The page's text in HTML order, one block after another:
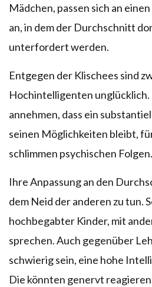
Mädchen, passen sich an
an, in dem der Durchschnitt
unterfordert werden.
Entgegen der Klischees sind
Hochintelligenten unglücklich.
annehmen, dass ein
seinen Möglichkeiten bleibt,
schlimmen psychischen Folgen.
Ihre Anpassung an den
dem Neid der anderen zu tun.
hochbegabter Kinder, mit
sprechen. Auch gegenüber
schwierig sein, eine hohe
Die könnten genervt